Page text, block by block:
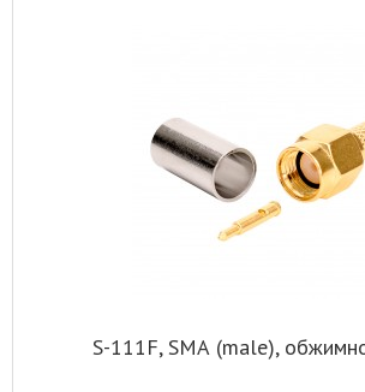
S-111F, SМА (male),